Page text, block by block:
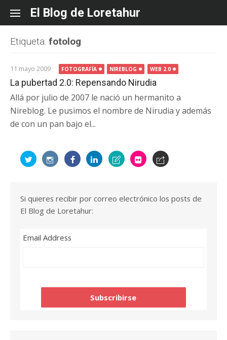
content
El Blog de Loretahur
Etiqueta: fotolog
11 mayo 2009 FOTOGRAFÍA NIREBLOG WEB 2.0
La pubertad 2.0: Repensando Nirudia
Allá por julio de 2007 le nació un hermanito a
Nireblog. Le pusimos el nombre de Nirudia y además
de con un pan bajo el...
Si quieres recibir por correo electrónico los posts de
El Blog de Loretahur:
Email Address